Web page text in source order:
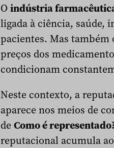
Oindústria
ligada à ciência, saúde,
pacientes. Mas
preços dos
condicionam
Neste contexto, a
aparece nos meios de
deComo é
reputacional acumula